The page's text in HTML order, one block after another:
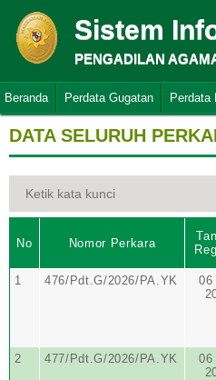
Sistem
PENGADILAN
Beranda Perdata Gugatan Perdata
DATA SELURUH
No Nomor Perkara
1 476/Pdt.G/2026/PA.YK
06
2
477/Pdt.G/2026/PA.YK
06